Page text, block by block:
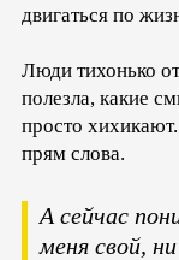
двигаться по
Люди тихонько
полезла, какие
просто
прям слова.
А сейчас
меня свой,